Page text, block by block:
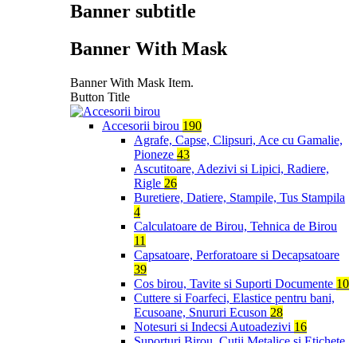
Banner subtitle
Banner With Mask
Banner With Mask Item.
Button Title
Accesorii birou 190
Agrafe, Capse, Clipsuri, Ace cu Gamalie,
Pioneze 43
Ascutitoare, Adezivi si Lipici, Radiere,
Rigle 26
Buretiere, Datiere, Stampile, Tus Stampila
4
Calculatoare de Birou, Tehnica de Birou
11
Capsatoare, Perforatoare si Decapsatoare
39
Cos birou, Tavite si Suporti Documente 10
Cuttere si Foarfeci, Elastice pentru bani,
Ecusoane, Snururi Ecuson 28
Notesuri si Indecsi Autoadezivi 16